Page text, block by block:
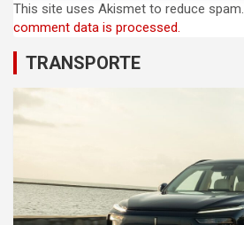
This site uses Akismet to reduce spam.
comment data is processed.
TRANSPORTE